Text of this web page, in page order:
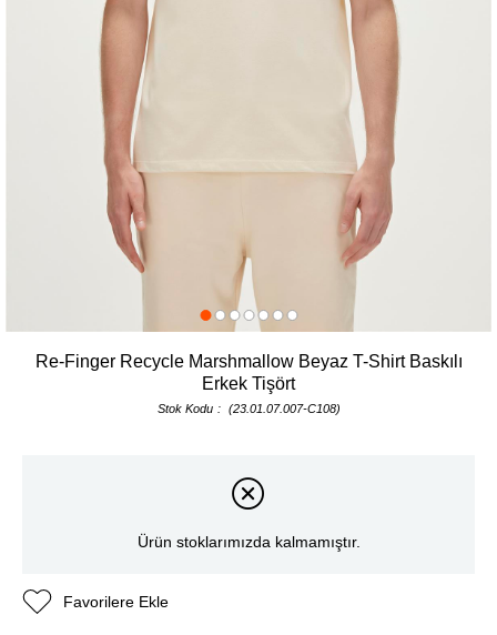
Re-Finger Recycle Marshmallow Beyaz T-Shirt Baskılı
Erkek Tişört
Stok Kodu (23.01.07.007-C108)
Ürün stoklarımızda kalmamıştır.
Favorilere Ekle